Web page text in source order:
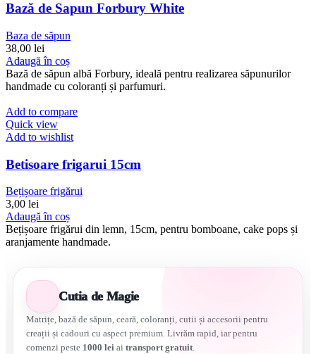
Bază de Sapun Forbury White
Baza de săpun
38,00 lei
Adaugă în coș
Bază de săpun albă Forbury, ideală pentru realizarea săpunurilor
handmade cu coloranți și parfumuri.
Add to compare
Quick view
Add to wishlist
Betisoare frigarui 15cm
Bețișoare frigărui
3,00 lei
Adaugă în coș
Bețișoare frigărui din lemn, 15cm, pentru bomboane, cake pops și
aranjamente handmade.
Cutia de Magie
Matrițe, bază de săpun, ceară, coloranți, cutii și accesorii pentru
creații și cadouri cu aspect premium. Livrăm rapid, iar pentru
comenzi peste 1000 leiai transport gratuit.